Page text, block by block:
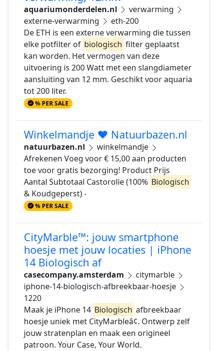
aquariumonderdelen.nl
verwarming
externe-verwarming
eth-200
De ETH is een externe verwarming die tussen
elke potfilter of biologisch filter geplaatst
kan worden. Het vermogen van deze
uitvoering is 200 Watt met een slangdiameter
aansluiting van 12 mm. Geschikt voor aquaria
tot 200 liter.
% PER SALE
Winkelmandje ❤️ Natuurbazen.nl
natuurbazen.nl
winkelmandje
Afrekenen Voeg voor € 15,00 aan producten
toe voor gratis bezorging! Product Prijs
Aantal Subtotaal Castorolie (100% Biologisch
& Koudgeperst) -
% PER SALE
CityMarble™: jouw smartphone
hoesje met jouw locaties | iPhone
14 Biologisch af
casecompany.amsterdam
citymarble
iphone-14-biologisch-afbreekbaar-hoesje
1220
Maak je iPhone 14 Biologisch afbreekbaar
hoesje uniek met CityMarbleâ¢. Ontwerp zelf
jouw stratenplan en maak een origineel
patroon. Your Case, Your World.